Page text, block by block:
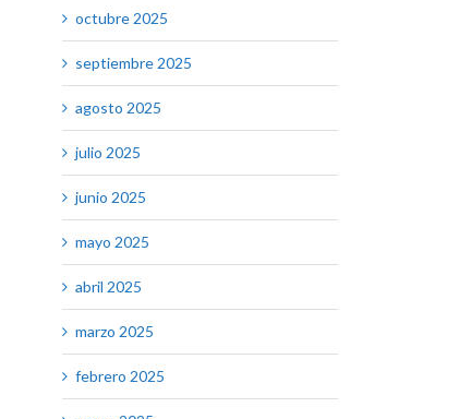
octubre 2025
septiembre 2025
agosto 2025
julio 2025
junio 2025
mayo 2025
abril 2025
marzo 2025
febrero 2025